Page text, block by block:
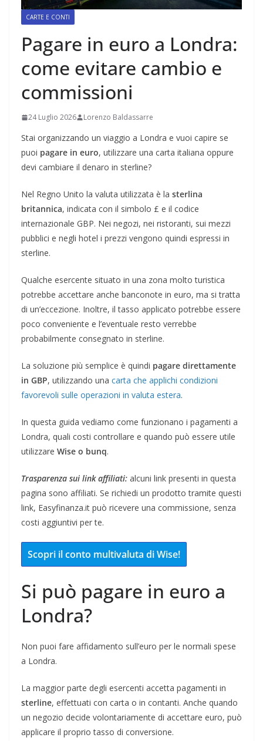
CARTE E CONTI
Pagare in euro a Londra:
come evitare cambio e
commissioni
24 Luglio 2026 Lorenzo Baldassarre
Stai organizzando un viaggio a Londra e vuoi capire se
puoi pagare in euro, utilizzare una carta italiana oppure
devi cambiare il denaro in sterline?
Nel Regno Unito la valuta utilizzata è la sterlina
britannica, indicata con il simbolo £ e il codice
internazionale GBP. Nei negozi, nei ristoranti, sui mezzi
pubblici e negli hotel i prezzi vengono quindi espressi in
sterline.
Qualche esercente situato in una zona molto turistica
potrebbe accettare anche banconote in euro, ma si tratta
di un’eccezione. Inoltre, il tasso applicato potrebbe essere
poco conveniente e l’eventuale resto verrebbe
probabilmente consegnato in sterline.
La soluzione più semplice è quindi pagare direttamente
in GBP, utilizzando una carta che applichi condizioni
favorevoli sulle operazioni in valuta estera.
In questa guida vediamo come funzionano i pagamenti a
Londra, quali costi controllare e quando può essere utile
utilizzare Wise o bunq.
Trasparenza sui link affiliati: alcuni link presenti in questa
pagina sono affiliati. Se richiedi un prodotto tramite questi
link, Easyfinanza.it può ricevere una commissione, senza
costi aggiuntivi per te.
Scopri il conto multivaluta di Wise!
Si può pagare in euro a
Londra?
Non puoi fare affidamento sull’euro per le normali spese
a Londra.
La maggior parte degli esercenti accetta pagamenti in
sterline, effettuati con carta o in contanti. Anche quando
un negozio decide volontariamente di accettare euro, può
applicare il proprio tasso di conversione.